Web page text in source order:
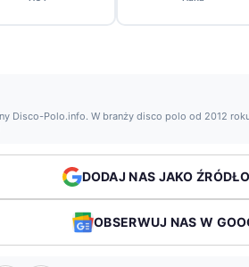
Disco-Polo.info. W branży disco polo od 2012
DODAJ NAS JAKO
OBSERWUJ NAS W